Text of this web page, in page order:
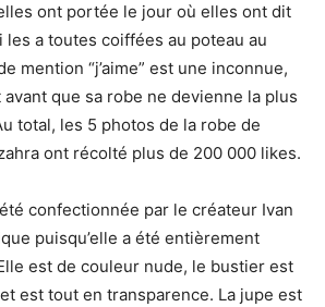
ont portée le jour où elles ont dit
les a toutes coiffées au poteau au
mention “j’aime” est une inconnue,
avant que sa robe ne devienne la plus
total, les 5 photos de la robe de
ont récolté plus de 200 000 likes.
confectionnée par le créateur Ivan
puisqu’elle a été entièrement
est de couleur nude, le bustier est
est tout en transparence. La jupe est